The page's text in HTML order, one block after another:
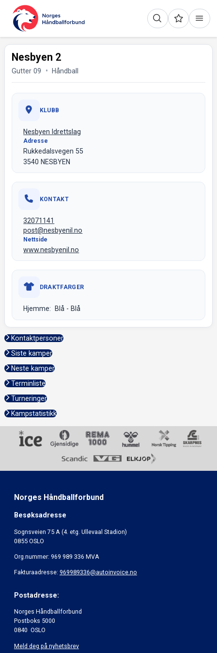
Nesbyen 2
Gutter 09 Håndball
KLUBB
Nesbyen Idrettslag
Adresse
Rukkedalsvegen 55
3540 NESBYEN
KONTAKT
32071141
post@nesbyenil.no
Nettside
www.nesbyenil.no
DRAKTFARGER
Hjemme: Blå - Blå
Kontaktpersoner
Siste kamper
Neste kamper
Terminliste
Turneringer
Kampstatistikk
Norges Håndballforbund
Besøksadresse
Sognsveien 75 A (4. etg. Ullevaal Stadion)
0855 OSLO
Org.nummer: 969 989 336 MVA
Fakturaadresse: 969989336@autoinvoice.no
Postadresse:
Norges Håndballforbund
Postboks 5000
0840 OSLO
Meld deg på nyhetsbrev